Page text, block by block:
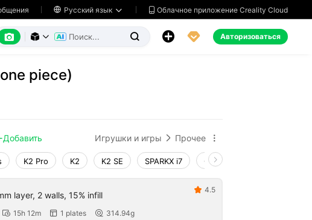
 Русский язык   Облачное приложение Creality Cloud
      Авторизоваться
piece)
Добавить Игрушки и игры  Прочее 
K2 Pro K2 K2 SE SPARKX i7 Creality Hi
layer, 2 walls, 15% infill
 15h 12m  1 plates  314.94g
 4.5